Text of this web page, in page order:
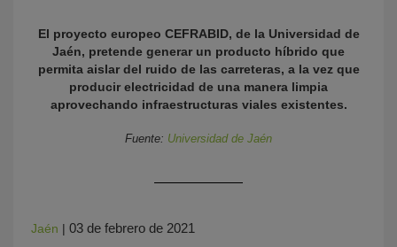
El proyecto europeo CEFRABID, de la Universidad de
Jaén, pretende generar un producto híbrido que
permita aislar del ruido de las carreteras, a la vez que
producir electricidad de una manera limpia
aprovechando infraestructuras viales existentes.
Fuente: Universidad de Jaén
Jaén | 03 de febrero de 2021